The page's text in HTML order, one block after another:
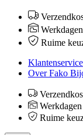
Ruime
Klantenservice
Over Fako
Ruime